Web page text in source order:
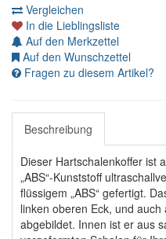
Vergleichen
In die Lieblingsliste
Auf den Merkzettel
Auf den Wunschzettel
Fragen zu diesem Artikel?
Beschreibung
Dieser Hartschalenkoffer ist
„ABS“-Kunststoff
flüssigem „ABS“ gefertigt.
linken oberen Eck, und
abgebildet. Innen ist er aus